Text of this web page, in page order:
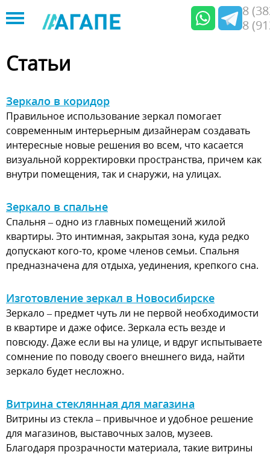
to
navigation
8
8
Статьи
Зеркало в коридор
Правильное использование зеркал помогает
современным интерьерным дизайнерам создавать
интересные новые решения во всем, что касается
визуальной корректировки пространства, причем как
внутри помещения, так и снаружи, на улицах.
Зеркало в спальне
Спальня – одно из главных помещений жилой
квартиры. Это интимная, закрытая зона, куда редко
допускают кого-то, кроме членов семьи. Спальня
предназначена для отдыха, уединения, крепкого сна.
Изготовление зеркал в Новосибирске
Зеркало – предмет чуть ли не первой необходимости
в квартире и даже офисе. Зеркала есть везде и
повсюду. Даже если вы на улице, и вдруг испытываете
сомнение по поводу своего внешнего вида, найти
зеркало будет несложно.
Витрина стеклянная для магазина
Витрины из стекла – привычное и удобное решение
для магазинов, выставочных залов, музеев.
Благодаря прозрачности материала, такие витрины